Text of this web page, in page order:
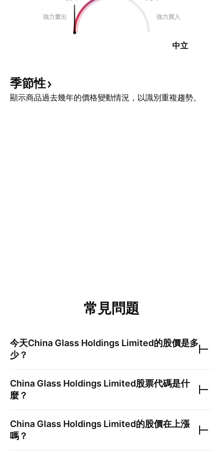
強力賣出 強力買入
中立
季節性
顯示商品過去幾年的價格變動情況，以識別重複趨勢。
常見問題
今天China Glass Holdings Limited的股價是多
少？
China Glass Holdings Limited股票代碼是什
麼？
China Glass Holdings Limited的股價在上漲
嗎？